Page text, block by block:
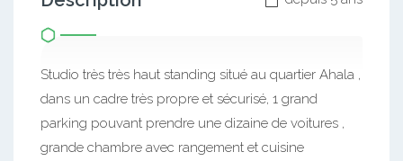
Studio très très haut standing situé au quartier Ahala ,
dans un cadre très propre et sécurisé, 1 grand
parking pouvant prendre une dizaine de voitures ,
grande chambre avec rangement et cuisine